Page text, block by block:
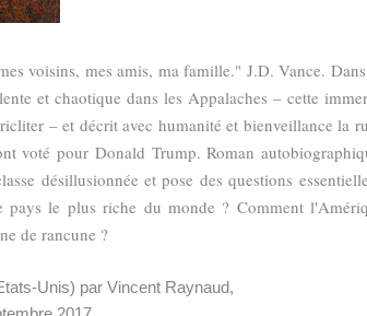
voisins, mes amis, ma famille." J.D. Vance.
et chaotique dans les Appalaches – cette
– et décrit avec humanité et bienveillance la
voté pour Donald Trump. Roman
désillusionnée et pose des questions
le plus riche du monde ? Comment
de rancune ?
Unis) par Vincent Raynaud,